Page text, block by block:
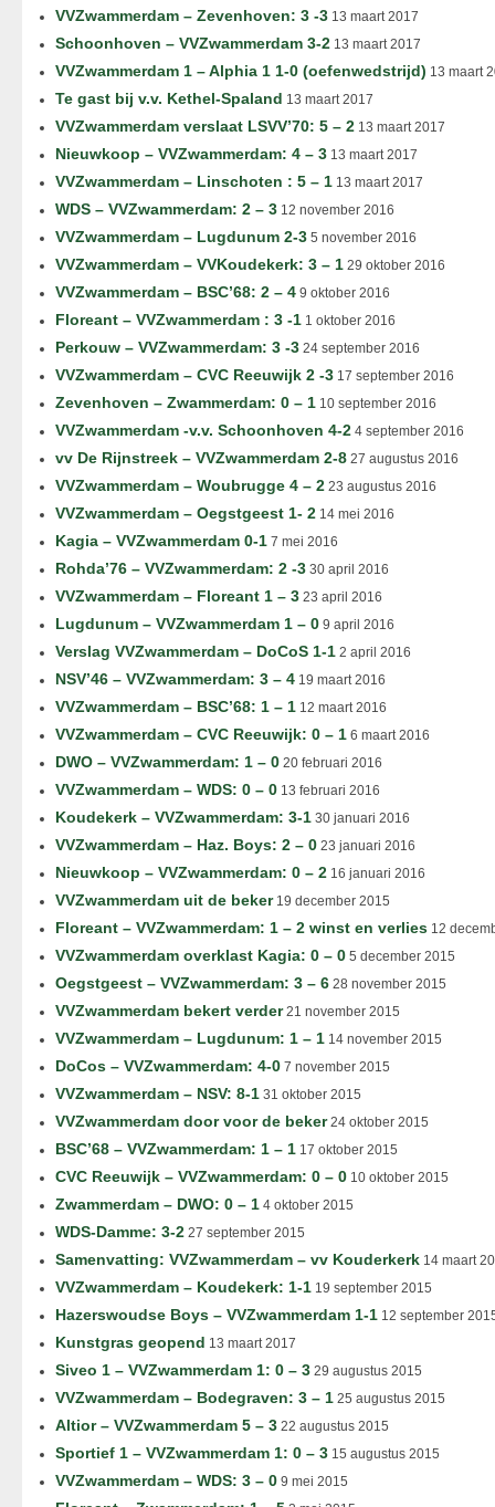
VVZwammerdam – Zevenhoven: 3 -3 13 maart 2017
Schoonhoven – VVZwammerdam 3-2 13 maart 2017
VVZwammerdam 1 – Alphia 1 1-0 (oefenwedstrijd) 13 maart
Te gast bij v.v. Kethel-Spaland 13 maart 2017
VVZwammerdam verslaat LSVV’70: 5 – 2 13 maart 2017
Nieuwkoop – VVZwammerdam: 4 – 3 13 maart 2017
VVZwammerdam – Linschoten : 5 – 1 13 maart 2017
WDS – VVZwammerdam: 2 – 3 12 november 2016
VVZwammerdam – Lugdunum 2-3 5 november 2016
VVZwammerdam – VVKoudekerk: 3 – 1 29 oktober 2016
VVZwammerdam – BSC’68: 2 – 4 9 oktober 2016
Floreant – VVZwammerdam : 3 -1 1 oktober 2016
Perkouw – VVZwammerdam: 3 -3 24 september 2016
VVZwammerdam – CVC Reeuwijk 2 -3 17 september 2016
Zevenhoven – Zwammerdam: 0 – 1 10 september 2016
VVZwammerdam -v.v. Schoonhoven 4-2 4 september 2016
vv De Rijnstreek – VVZwammerdam 2-8 27 augustus 2016
VVZwammerdam – Woubrugge 4 – 2 23 augustus 2016
VVZwammerdam – Oegstgeest 1- 2 14 mei 2016
Kagia – VVZwammerdam 0-1 7 mei 2016
Rohda’76 – VVZwammerdam: 2 -3 30 april 2016
VVZwammerdam – Floreant 1 – 3 23 april 2016
Lugdunum – VVZwammerdam 1 – 0 9 april 2016
Verslag VVZwammerdam – DoCoS 1-1 2 april 2016
NSV’46 – VVZwammerdam: 3 – 4 19 maart 2016
VVZwammerdam – BSC’68: 1 – 1 12 maart 2016
VVZwammerdam – CVC Reeuwijk: 0 – 1 6 maart 2016
DWO – VVZwammerdam: 1 – 0 20 februari 2016
VVZwammerdam – WDS: 0 – 0 13 februari 2016
Koudekerk – VVZwammerdam: 3-1 30 januari 2016
VVZwammerdam – Haz. Boys: 2 – 0 23 januari 2016
Nieuwkoop – VVZwammerdam: 0 – 2 16 januari 2016
VVZwammerdam uit de beker19 december 2015
Floreant – VVZwammerdam: 1 – 2 winst en verlies 12
VVZwammerdam overklast Kagia: 0 – 0 5 december 2015
Oegstgeest – VVZwammerdam: 3 – 6 28 november 2015
VVZwammerdam bekert verder21 november 2015
VVZwammerdam – Lugdunum: 1 – 1 14 november 2015
DoCos – VVZwammerdam: 4-0 7 november 2015
VVZwammerdam – NSV: 8-1 31 oktober 2015
VVZwammerdam door voor de beker24 oktober 2015
BSC’68 – VVZwammerdam: 1 – 1 17 oktober 2015
CVC Reeuwijk – VVZwammerdam: 0 – 0 10 oktober 2015
Zwammerdam – DWO: 0 – 1 4 oktober 2015
WDS-Damme: 3-2 27 september 2015
Samenvatting: VVZwammerdam – vv Kouderkerk 14 maart
VVZwammerdam – Koudekerk: 1-1 19 september 2015
Hazerswoudse Boys – VVZwammerdam 1-1 12 september
Kunstgras geopend 13 maart 2017
Siveo 1 – VVZwammerdam 1: 0 – 3 29 augustus 2015
VVZwammerdam – Bodegraven: 3 – 1 25 augustus 2015
Altior – VVZwammerdam 5 – 3 22 augustus 2015
Sportief 1 – VVZwammerdam 1: 0 – 3 15 augustus 2015
VVZwammerdam – WDS: 3 – 0 9 mei 2015